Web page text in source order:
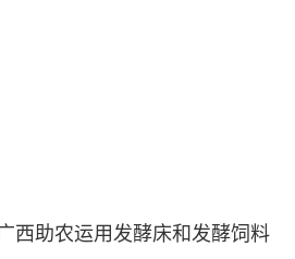
西助农运用发酵床和发酵饲料